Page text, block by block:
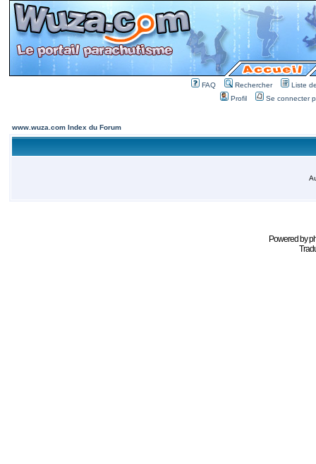
FAQ Rechercher
Liste
Profil
Se connecter
www.wuza.com Index du Forum
Powered by